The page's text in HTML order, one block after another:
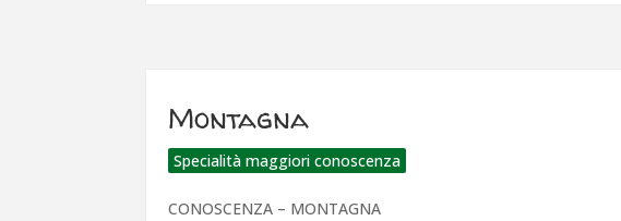
Montagna
Specialità maggiori conoscenza
CONOSCENZA – MONTAGNA